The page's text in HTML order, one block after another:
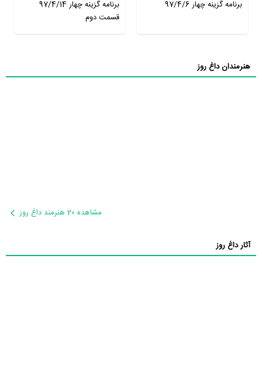
برنامه گزینه چهار 97/4/6
برنامه گزینه چهار 97/4/14
قسمت دوم
هنرمندان داغ روز
مشاهده 20 هنرمند داغ روز
آثار داغ روز